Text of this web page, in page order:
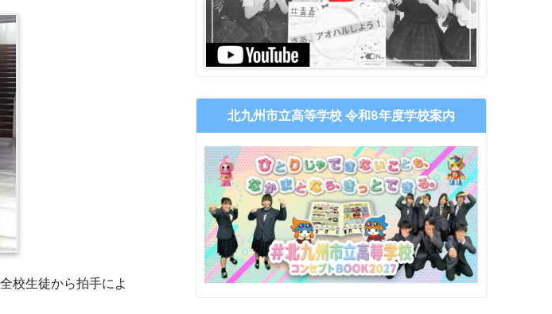
校生徒から拍手によ
北九州市立高等学校 令和8年度学校案内